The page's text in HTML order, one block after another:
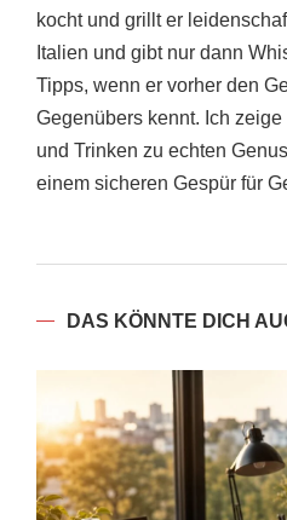
kocht und grillt er
Italien und gibt nur dann
Tipps, wenn er vorher den
Gegenübers kennt. Ich
und Trinken zu echten
einem sicheren Gespür für
DAS KÖNNTE DICH